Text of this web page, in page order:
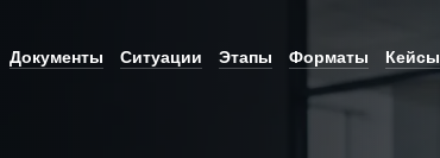
Документы Ситуации Этапы Форматы Кейсы